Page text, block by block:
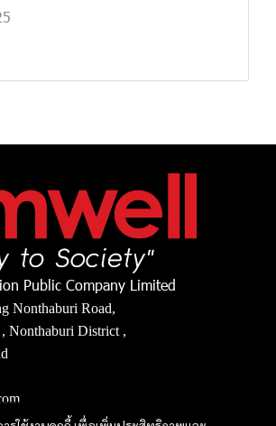
Public Company Limited
Nonthaburi Road,
Nonthaburi District ,